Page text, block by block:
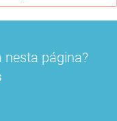
página?